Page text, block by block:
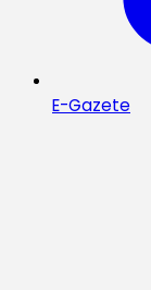
E-Gazete